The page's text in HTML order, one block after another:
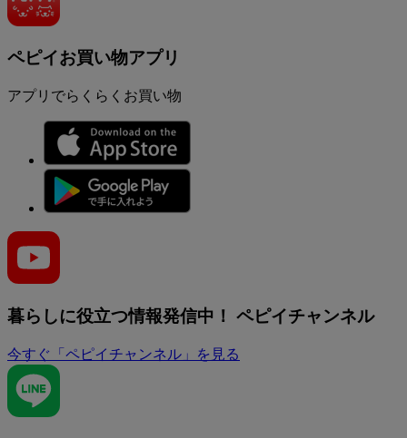
ペピイお買い物アプリ
アプリでらくらくお買い物
暮らしに役立つ情報発信中！ ペピイチャンネル
今すぐ「ペピイチャンネル」を見る